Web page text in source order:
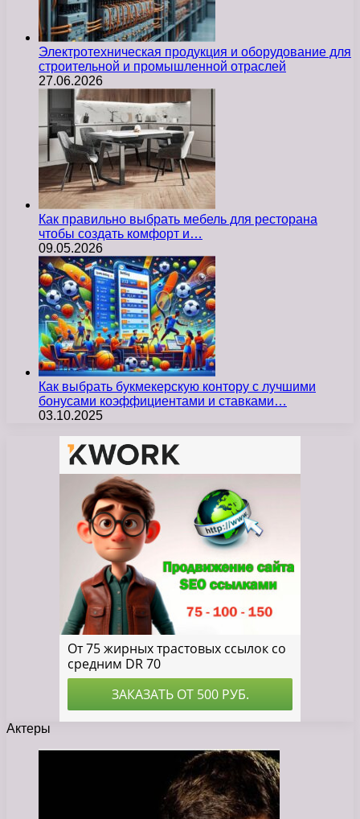
Электротехническая продукция и оборудование для
строительной и промышленной отраслей
27.06.2026
Как правильно выбрать мебель для ресторана
чтобы создать комфорт и…
09.05.2026
Как выбрать букмекерскую контору с лучшими
бонусами коэффициентами и ставками…
03.10.2025
Актеры